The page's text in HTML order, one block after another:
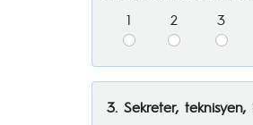
1
2 3
3. Sekreter,